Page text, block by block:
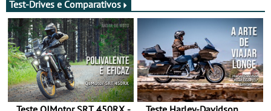
Test-Drives e Comparativos